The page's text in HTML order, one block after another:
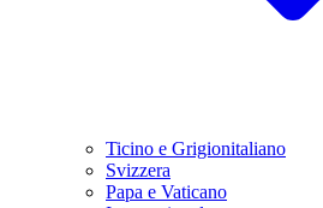
Ticino e Grigionitaliano
Svizzera
Papa e Vaticano